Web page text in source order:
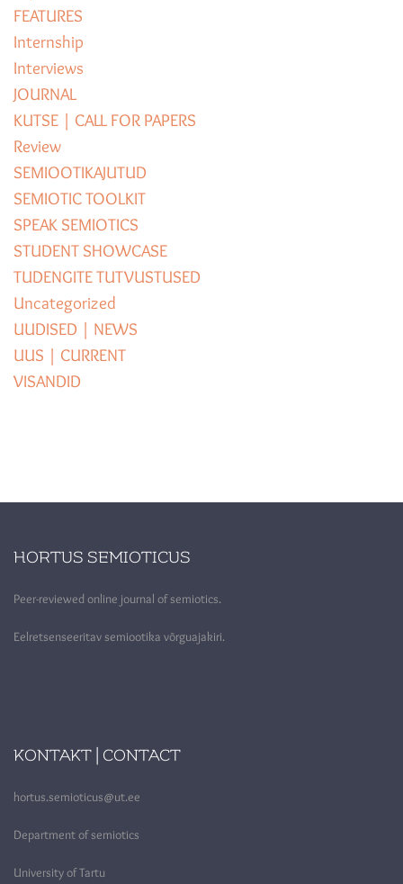
FEATURES
Internship
Interviews
JOURNAL
KUTSE | CALL FOR PAPERS
Review
SEMIOOTIKAJUTUD
SEMIOTIC TOOLKIT
SPEAK SEMIOTICS
STUDENT SHOWCASE
TUDENGITE TUTVUSTUSED
Uncategorized
UUDISED | NEWS
UUS | CURRENT
VISANDID
HORTUS SEMIOTICUS
Peer-reviewed online journal of semiotics.
Eelretsenseeritav semiootika võrguajakiri.
KONTAKT | CONTACT
hortus.semioticus@ut.ee
Department of semiotics
University of Tartu